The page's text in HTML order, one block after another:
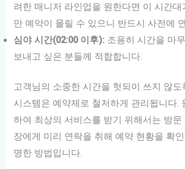
려한 매니저 라인업을 원한다면 이 시간
만 예약이 몰릴 수 있으니 반드시 사전에
심야 시간(02:00 이후): 조용히 시간을 마
보내고 싶은 분들께 적합합니다.
고객님의 소중한 시간을 헛되이 쓰지 않도
시스템은 예약제로 철저하게 관리됩니다.
하여 최상의 서비스를 받기 위해서는 방문
장에게 미리 연락을 취해 예약 현황을 확
명한 방법입니다.